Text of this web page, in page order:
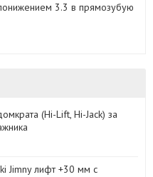
3.3 в прямозубую
(Hi-Lift, Hi-Jack) за
Jimny лифт +30 мм с